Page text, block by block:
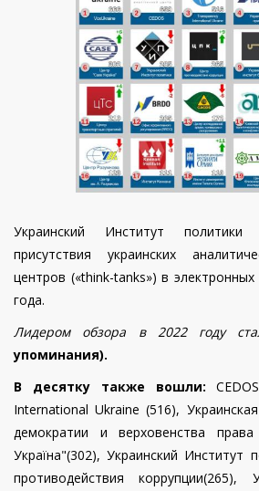
Украинский Институт политики
присутствия украинских
центров («think-tanks») в
года.
Лидером обзора в 2022году
упоминания).
В десятку также вошли:
International Ukraine (516),
демократии и верховенства права
Україна"(302), Украинский Институт
противодействия коррупции(265),